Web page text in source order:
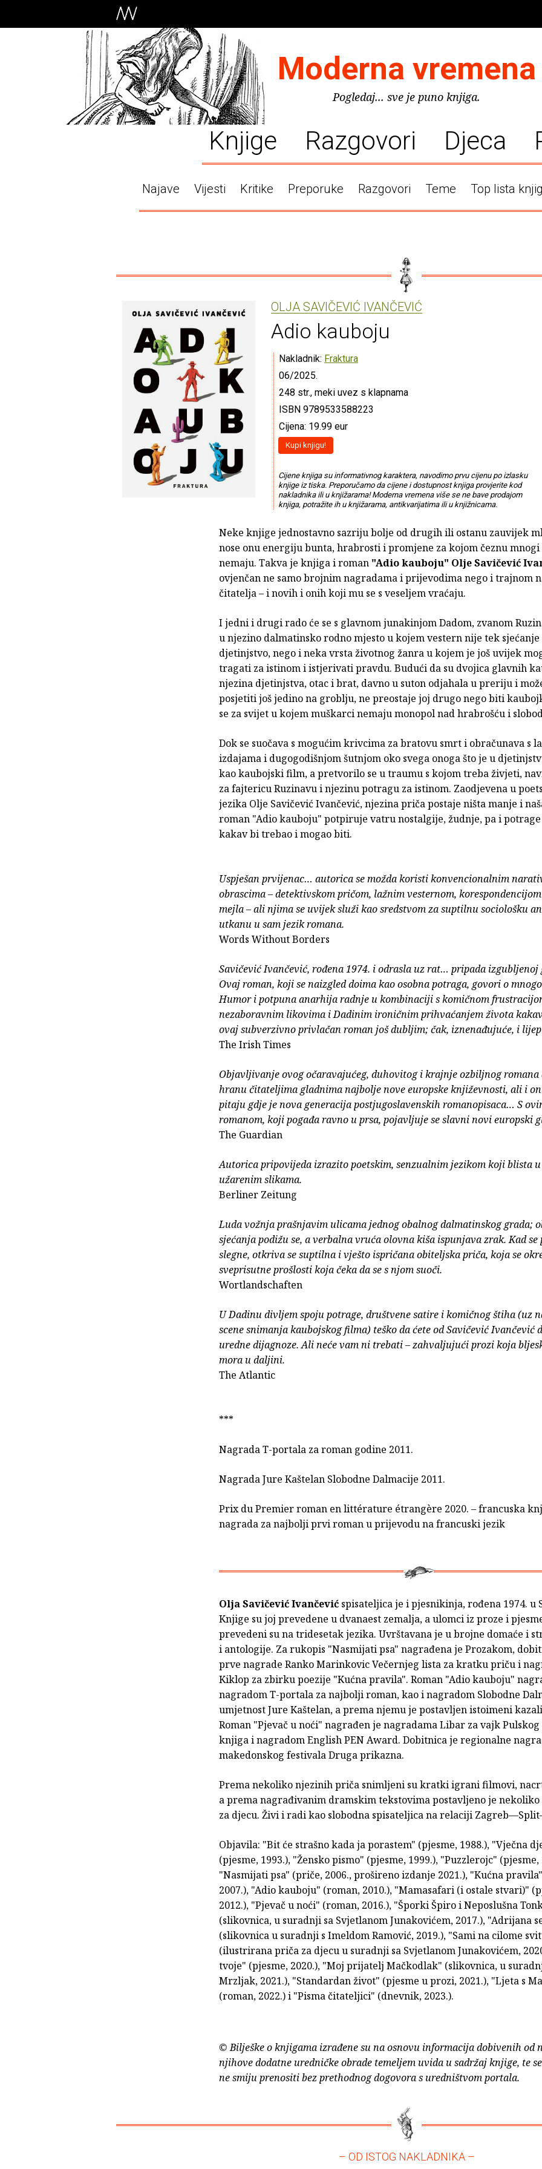
Moderna vremena
Pogledaj... sve je puno knjiga.
Knjige Razgovori Djeca
Najave Vijesti Kritike Preporuke Razgovori Teme Top lista
OLJA SAVIČEVIĆ IVANČEVIĆ
Adio kauboju
Nakladnik: Fraktura
06/2025.
248 str., meki uvez s klapnama
ISBN 9789533588223
Cijena: 19.99 eur
Kupi knjigu!
Cijene knjiga su informativnog karaktera, navodimo prvu cijenu po izlasku
knjige iz tiska. Preporučamo da cijene i dostupnost knjiga provjerite kod
nakladnika ili u knjižarama! Moderna vremena više se ne bave prodajom
knjiga, potražite ih u knjižarama, antikvarijatima ili u knjižnicama.
Neke knjige jednostavno sazriju bolje od drugih ili ostanu zauvijek
nose onu energiju bunta, hrabrosti i promjene za kojom čeznu
nemaju. Takva je knjiga i roman "Adio kauboju" Olje Savičević
ovjenčan ne samo brojnim nagradama i prije­vodima nego i trajnom
čitatelja – i novih i onih koji mu se s veseljem vraćaju.
I jedni i drugi rado će se s glavnom junakinjom Dadom, zvanom
u njezino dalmatinsko rodno mjesto u kojem vestern nije tek sjećanje
djetinjstvo, nego i neka vrsta životnog žanra u kojem je još uvijek
tragati za istinom i istjerivati pravdu. Budući da su dvojica glavnih
njezina djetinjstva, otac i brat, davno u suton odjahala u preriju i
posjetiti još jedino na groblju, ne preostaje joj drugo nego biti
se za svijet u kojem mu­škarci nemaju monopol nad hrabrošću i
Dok se suočava s mogućim krivcima za bratovu smrt i obračunava s
izdajama i dugogodišnjom šutnjom oko svega onoga što je u
kao kaubojski film, a pretvorilo se u traumu s kojom treba živjeti,
za fajtericu Ruzinavu i njezinu potragu za istinom. Zaodjevena u
jezika Olje Savičević Ivančević, njezina priča postaje ništa manje i
roman "Adio kauboju" potpiruje vatru nostalgije, žudnje, pa i
kakav bi trebao i mogao biti.
Uspješan prvijenac… autorica se možda koristi konvencionalnim
obrascima – detektivskom pričom, lažnim vesternom,
mejla – ali njima se uvijek služi kao sredstvom za suptilnu sociološku
utkanu u sam jezik romana.
Words Without Borders
Savičević Ivančević, rođena 1974. i odrasla uz rat… pripada izgubljenoj
Ovaj roman, koji se naizgled doima kao osobna potraga, govori o
Humor i potpuna anarhija radnje u kombinaciji s komičnom
nezaboravnim likovima i Dadinim ironičnim prihvaćanjem života
ovaj subverzivno privlačan roman još dubljim; čak, iznenađujuće, i
The Irish Times
Objavljivanje ovog očaravajućeg, duhovitog i krajnje ozbiljnog romana
hranu čitateljima gladnima najbolje nove europske književnosti, ali i
pitaju gdje je nova generacija postjugoslavenskih romanopisaca… S
romanom, koji pogađa ravno u prsa, pojavljuje se slavni novi europski
The Guardian
Autorica pripovijeda izrazito poetskim, senzualnim jezikom koji blista u
užarenim slikama.
Berliner Zeitung
Luda vožnja prašnjavim ulicama jednog obalnog dalmatinskog grada;
sjećanja podižu se, a verbalna vruća olovna kiša ispunjava zrak. Kad se
slegne, otkriva se suptilna i vješto ispričana obiteljska priča, koja se
sveprisutne prošlosti koja čeka da se s njom suoči.
Wortlandschaften
U Dadinu divljem spoju potrage, društvene satire i komičnog štiha (uz
scene snimanja kaubojskog filma) teško da ćete od Savičević Ivančević
uredne dijagnoze. Ali neće vam ni trebati – zahvaljujući prozi koja
mora u daljini.
The Atlantic
***
Nagrada T-portala za roman godine 2011.
Nagrada Jure Kaštelan Slobodne Dalmacije 2011.
Prix du Premier roman en littérature étrangère 2020. – francuska
nagrada za najbolji prvi roman u prijevodu na francuski jezik
Olja Savičević Ivančević spisateljica je i pjesnikinja, rođena 1974. u
Knjige su joj prevedene u dvanaest zemalja, a ulomci iz proze i
prevedeni su na tridesetak jezika. Uvrštavana je u brojne domaće i
i antologije. Za rukopis "Nasmijati psa" nagrađena je Prozakom,
prve nagrade Ranko Marinkovic Večernjeg lista za kratku priču i
Kiklop za zbirku poezije "Kućna pravila". Roman "Adio kauboju"
nagradom T-portala za najbolji roman, kao i nagradom Slobodne
umjetnost Jure Kaštelan, a prema njemu je postavljen istoimeni
Roman "Pjevač u noći" nagrađen je nagradama Libar za vajk Pulskog
knjiga i nagradom English PEN Award. Dobitnica je regionalne
makedonskog festivala Druga prikazna.
Prema nekoliko njezinih priča snimljeni su kratki igrani filmovi,
a prema nagrađivanim dramskim tekstovima postavljeno je
za djecu. Živi i radi kao slobodna spisateljica na relaciji
Objavila: "Bit će strašno kada ja porastem" (pjesme, 1988.), "Vječna
(pjesme, 1993.), "Žensko pismo" (pjesme, 1999.), "Puzzlerojc" (pjesme,
"Nasmijati psa" (priče, 2006., prošireno izdanje 2021.), "Kućna
2007.), "Adio kauboju" (roman, 2010.), "Mamasafari (i ostale stvari)"
2012.), "Pjevač u noći" (roman, 2016.), "Šporki Špiro i Neposlušna
(slikovnica, u suradnji sa Svjetlanom Junakovićem, 2017.), "Adrijana
(slikovnica u suradnji s Imeldom Ramović, 2019.), "Sami na cilome
(ilustrirana priča za djecu u suradnji sa Svjetlanom Junakovićem,
tvoje" (pjesme, 2020.), "Moj prijatelj Mačkodlak" (slikovnica, u
Mrzljak, 2021.), "Standardan život" (pjesme u prozi, 2021.), "Ljeta s
(roman, 2022.) i "Pisma čitateljici" (dnevnik, 2023.).
© Bilješke o knjigama izrađene su na osnovu informacija dobivenih od
njihove dodatne uredničke obrade temeljem uvida u sadržaj knjige, te
ne smiju prenositi bez prethodnog dogovora s uredništvom portala.
– OD ISTOG NAKLADNIKA –